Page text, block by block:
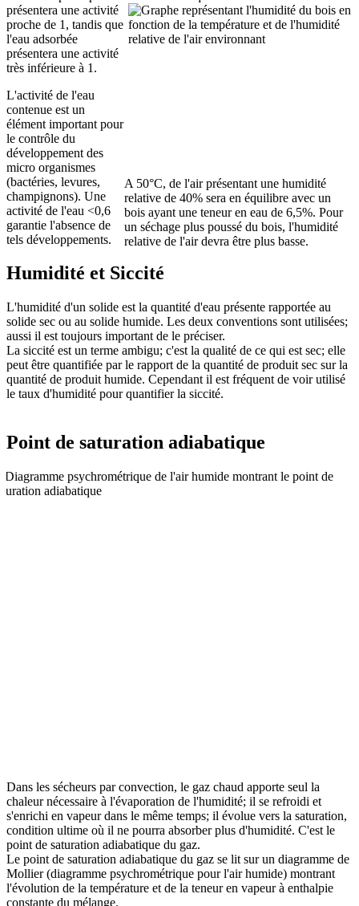
A 50°C, de l'air présentant une humidité
relative de 40% sera en équilibre avec un
bois ayant une teneur en eau de 6,5%. Pour
un séchage plus poussé du bois, l'humidité
relative de l'air devra être plus basse.
présentera une activité
proche de 1, tandis que
l'eau adsorbée
présentera une activité
très inférieure à 1.
L'activité de l'eau
contenue est un
élément important pour
le contrôle du
développement des
micro organismes
(bactéries, levures,
champignons). Une
activité de l'eau <0,6
garantie l'absence de
tels développements.
Humidité et Siccité
L'humidité d'un solide est la quantité d'eau présente rapportée au
solide sec ou au solide humide. Les deux conventions sont utilisées;
aussi il est toujours important de le préciser.
La siccité est un terme ambigu; c'est la qualité de ce qui est sec; elle
peut être quantifiée par le rapport de la quantité de produit sec sur la
quantité de produit humide. Cependant il est fréquent de voir utilisé
le taux d'humidité pour quantifier la siccité.
Point de saturation adiabatique
Dans les sécheurs par convection, le gaz chaud apporte seul la
chaleur nécessaire à l'évaporation de l'humidité; il se refroidi et
s'enrichi en vapeur dans le même temps; il évolue vers la saturation,
condition ultime où il ne pourra absorber plus d'humidité. C'est le
point de saturation adiabatique du gaz.
Le point de saturation adiabatique du gaz se lit sur un diagramme de
Mollier (diagramme psychrométrique pour l'air humide) montrant
l'évolution de la température et de la teneur en vapeur à enthalpie
constante du mélange.